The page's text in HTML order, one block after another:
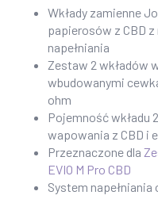
Wkłady zamienne
papierosów z CBD
napełniania
Zestaw 2 wkładów
wbudowanymi
ohm
Pojemność wkładu
wapowania z CBD i
Przeznaczone dla
EVIO M Pro CBD
System